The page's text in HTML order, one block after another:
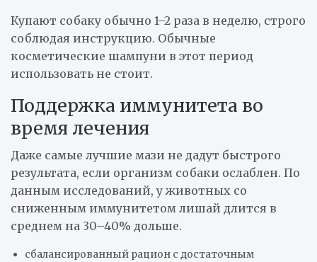
Купают собаку обычно 1–2 раза в неделю, строго
соблюдая инструкцию. Обычные
косметические шампуни в этот период
использовать не стоит.
Поддержка иммунитета во
время лечения
Даже самые лучшие мази не дадут быстрого
результата, если организм собаки ослаблен. По
данным исследований, у животных со
сниженным иммунитетом лишай длится в
среднем на 30–40% дольше.
сбалансированный рацион с достаточным